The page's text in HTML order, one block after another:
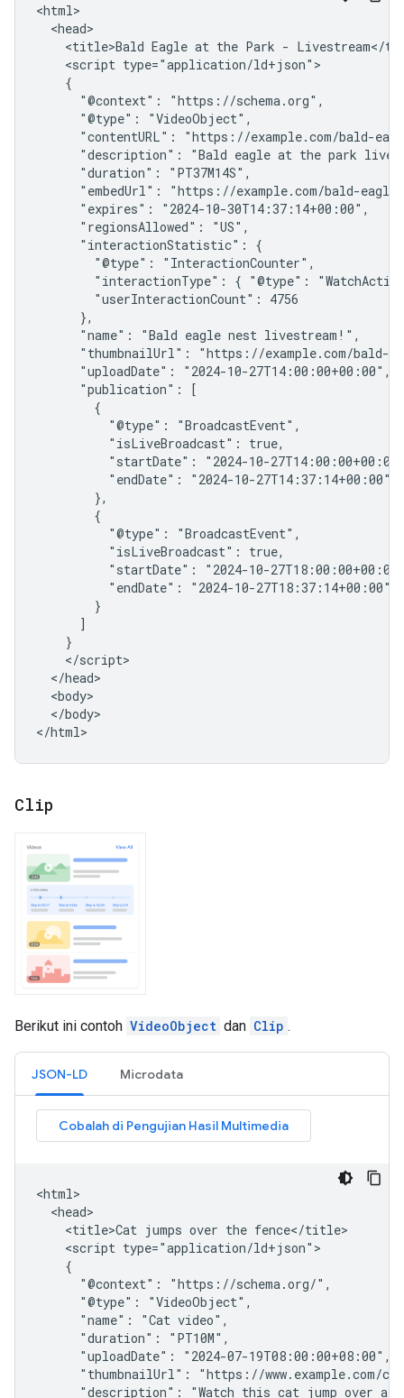
<html>
  <head>
<title>Bald Eagle at the Park - Livestream</
    <script type="application/ld+json">
    {
      "@context": "https://schema.org",
      "@type": "VideoObject",
"contentURL": "https://example.com/bald-
"description": "Bald eagle at the park
      "duration": "PT37M14S",
"embedUrl": "https://example.com/bald-
      "expires": "2024-10-30T14:37:14+00:00",
      "regionsAllowed": "US",
      "interactionStatistic": {
        "@type": "InteractionCounter",
"interactionType": { "@type":
        "userInteractionCount": 4756
      },
      "name": "Bald eagle nest livestream!",
"thumbnailUrl": "https://example.com/bald-
      "uploadDate": "2024-10-27T14:00:00+00:00",
      "publication": [
        {
          "@type": "BroadcastEvent",
          "isLiveBroadcast": true,
"startDate": "2024-10-
          "endDate": "2024-10-27T14:37:14+00:00"
        },
        {
          "@type": "BroadcastEvent",
          "isLiveBroadcast": true,
"startDate": "2024-10-
          "endDate": "2024-10-27T18:37:14+00:00"
        }
      ]
    }
    </script>
  </head>
  <body>
  </body>
</html>
Clip
Berikut ini contoh VideoObject dan Clip .
JSON-LD Microdata
<html>
  <head>
    <title>Cat jumps over the fence</title>
    <script type="application/ld+json">
    {
      "@context": "https://schema.org/",
      "@type": "VideoObject",
      "name": "Cat video",
      "duration": "PT10M",
      "uploadDate": "2024-07-19T08:00:00+08:00",
"thumbnailUrl": "https://www.example.com/
"description": "Watch this cat jump over a